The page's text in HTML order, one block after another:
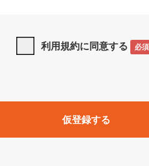
れるものとします。
する以下のサービス（名称や内容が
して当社が実施するイベントやキャ
」「MarkeZine」「EnterpriseZine
利用規約に同意する 必須
仮登録する